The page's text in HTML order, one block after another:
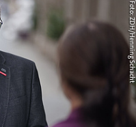
Foto: ZDH/Henning Schacht